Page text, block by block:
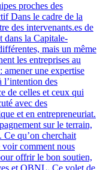
proches des
Dans le cadre de la
des intervenants.es de
dans la Capitale-
mais un même
les entreprises au
une expertise
l’intention des
de celles et ceux qui
avec des
et en entrepreneuriat.
sur le terrain,
Ce qu’on cherchait
voir comment nous
offrir le bon soutien,